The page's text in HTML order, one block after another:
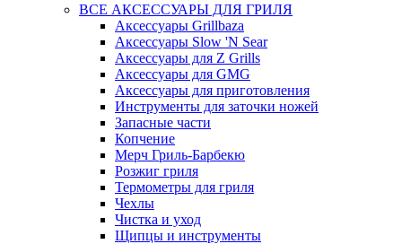
ВСЕ АКСЕССУАРЫ ДЛЯ ГРИЛЯ
Аксессуары Grillbaza
Аксессуары Slow 'N Sear
Аксессуары для Z Grills
Аксессуары для GMG
Аксессуары для приготовления
Инструменты для заточки ножей
Запасные части
Копчение
Мерч Гриль-Барбекю
Розжиг гриля
Термометры для гриля
Чехлы
Чистка и уход
Щипцы и инструменты